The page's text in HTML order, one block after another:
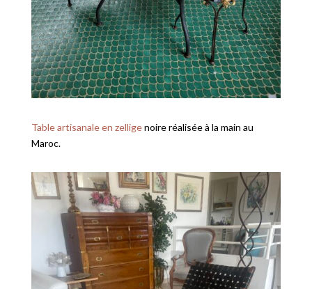
Table artisanale en zelligenoire réalisée à la main au
Maroc.